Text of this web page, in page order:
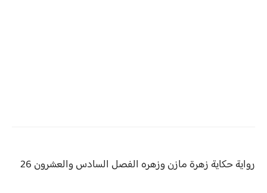
رواية حكاية زهرة مازن وزهره الفصل السادس والعشرون 26